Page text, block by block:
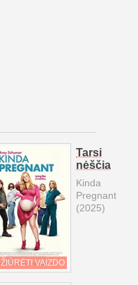
ŽIŪRĖTI VAIZDO
Tarsi
nėščia
Kinda
Pregnant
(2025)